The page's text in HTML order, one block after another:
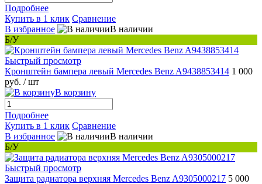
Подробнее
Купить в 1 клик Сравнение
В избранное
В наличии
Б/У
Быстрый просмотр
Кронштейн бампера левый Mercedes Benz A9438853414 1 000
руб. / шт
В корзину
Подробнее
Купить в 1 клик Сравнение
В избранное
В наличии
Б/У
Быстрый просмотр
Защита радиатора верхняя Mercedes Benz A9305000217 5 000